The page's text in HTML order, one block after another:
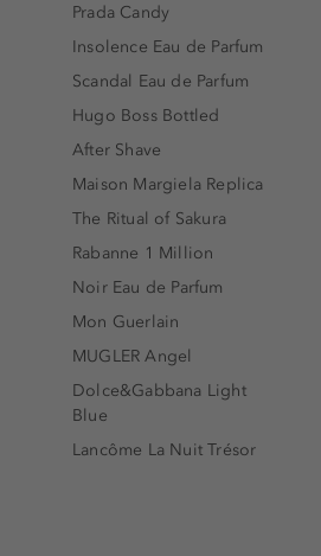
Prada Candy
Insolence Eau de Parfum
Scandal Eau de Parfum
Hugo Boss Bottled
After Shave
Maison Margiela Replica
The Ritual of Sakura
Rabanne 1 Million
Noir Eau de Parfum
Mon Guerlain
MUGLER Angel
Dolce&Gabbana Light
Blue
Lancôme La Nuit Trésor